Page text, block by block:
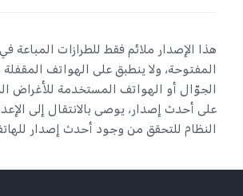
هذا الإصدار ملائم فقط للطرازات المباعة
المفتوحة، ولا ينطبق على الهواتف
الجوّال أو الهواتف المستخدمة للأغراض
على أحدث إصدار، يوصى بالانتقال إلى
النظام للتحقق من وجود أحدث إصدار